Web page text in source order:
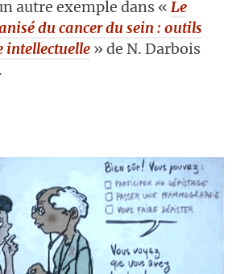
autre exemple dans « Le
du cancer du sein : outils
intellectuelle » de N. Darbois